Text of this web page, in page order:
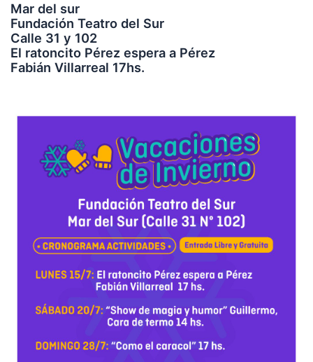
Mar del sur
Fundación Teatro del Sur
Calle 31 y 102
El ratoncito Pérez espera a Pérez
Fabián Villarreal 17hs.